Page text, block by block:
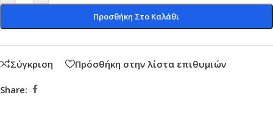
Προσθήκη Στο Καλάθι
Σύγκριση Πρόσθήκη στην λίστα επιθυμιών
Share: